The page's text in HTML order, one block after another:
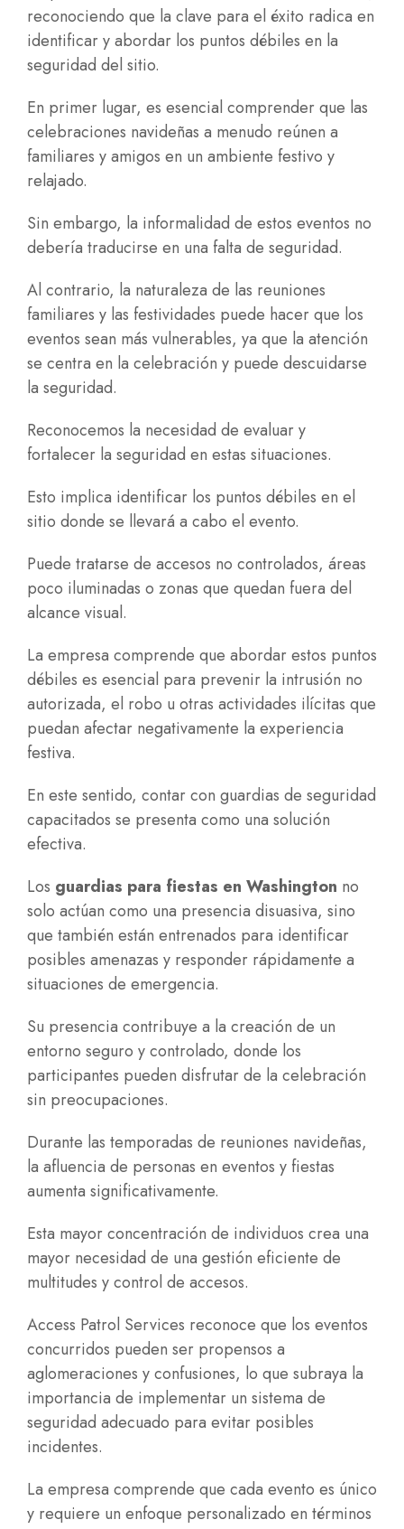
reconociendo que la clave para el éxito radica en
identificar y abordar los puntos débiles en la
seguridad del sitio.
En primer lugar, es esencial comprender que las
celebraciones navideñas a menudo reúnen a
familiares y amigos en un ambiente festivo y
relajado.
Sin embargo, la informalidad de estos eventos no
debería traducirse en una falta de seguridad.
Al contrario, la naturaleza de las reuniones
familiares y las festividades puede hacer que los
eventos sean más vulnerables, ya que la atención
se centra en la celebración y puede descuidarse
la seguridad.
Reconocemos la necesidad de evaluar y
fortalecer la seguridad en estas situaciones.
Esto implica identificar los puntos débiles en el
sitio donde se llevará a cabo el evento.
Puede tratarse de accesos no controlados, áreas
poco iluminadas o zonas que quedan fuera del
alcance visual.
La empresa comprende que abordar estos puntos
débiles es esencial para prevenir la intrusión no
autorizada, el robo u otras actividades ilícitas que
puedan afectar negativamente la experiencia
festiva.
En este sentido, contar con guardias de seguridad
capacitados se presenta como una solución
efectiva.
Los guardias para fiestas en Washington no
solo actúan como una presencia disuasiva, sino
que también están entrenados para identificar
posibles amenazas y responder rápidamente a
situaciones de emergencia.
Su presencia contribuye a la creación de un
entorno seguro y controlado, donde los
participantes pueden disfrutar de la celebración
sin preocupaciones.
Durante las temporadas de reuniones navideñas,
la afluencia de personas en eventos y fiestas
aumenta significativamente.
Esta mayor concentración de individuos crea una
mayor necesidad de una gestión eficiente de
multitudes y control de accesos.
Access Patrol Services reconoce que los eventos
concurridos pueden ser propensos a
aglomeraciones y confusiones, lo que subraya la
importancia de implementar un sistema de
seguridad adecuado para evitar posibles
incidentes.
La empresa comprende que cada evento es único
y requiere un enfoque personalizado en términos